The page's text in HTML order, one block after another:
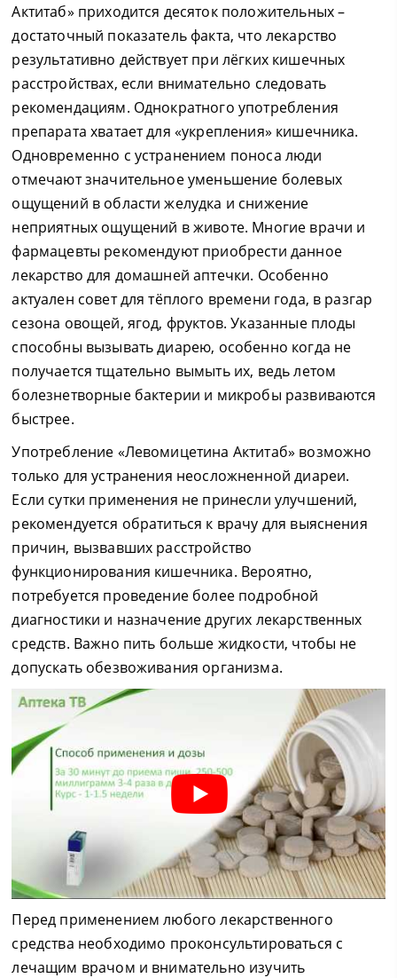
Актитаб» приходится десяток положительных –
достаточный показатель факта, что лекарство
результативно действует при лёгких кишечных
расстройствах, если внимательно следовать
рекомендациям. Однократного употребления
препарата хватает для «укрепления» кишечника.
Одновременно с устранением поноса люди
отмечают значительное уменьшение болевых
ощущений в области желудка и снижение
неприятных ощущений в животе. Многие врачи и
фармацевты рекомендуют приобрести данное
лекарство для домашней аптечки. Особенно
актуален совет для тёплого времени года, в разгар
сезона овощей, ягод, фруктов. Указанные плоды
способны вызывать диарею, особенно когда не
получается тщательно вымыть их, ведь летом
болезнетворные бактерии и микробы развиваются
быстрее.
Употребление «Левомицетина Актитаб» возможно
только для устранения неосложненной диареи.
Если сутки применения не принесли улучшений,
рекомендуется обратиться к врачу для выяснения
причин, вызвавших расстройство
функционирования кишечника. Вероятно,
потребуется проведение более подробной
диагностики и назначение других лекарственных
средств. Важно пить больше жидкости, чтобы не
допускать обезвоживания организма.
Перед применением любого лекарственного
средства необходимо проконсультироваться с
лечащим врачом и внимательно изучить